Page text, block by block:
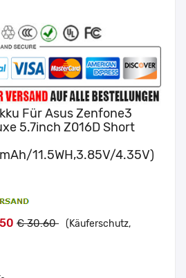
Für Asus Zenfone3
5.7inch Z016D Short
11.5WH,3.85V/4.35V)
€ 30.60 (Käuferschutz,